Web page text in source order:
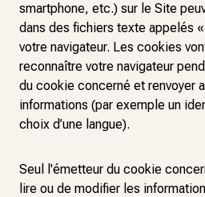
smartphone, etc.) sur le Site
dans des fichiers texte appelés
votre navigateur. Les cookies
reconnaître votre navigateur
du cookie concerné et renvoyer
informations (par exemple un
choix d’une langue).
Seul l'émetteur du cookie
lire ou de modifier les